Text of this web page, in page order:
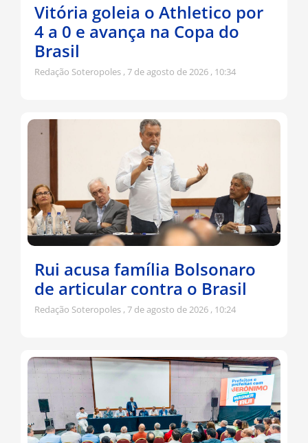
Vitória goleia o Athletico por
4 a 0 e avança na Copa do
Brasil
Redação Soteropoles 7 de agosto de 2026 10:34
Rui acusa família Bolsonaro
de articular contra o Brasil
Redação Soteropoles 7 de agosto de 2026 10:24